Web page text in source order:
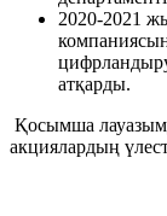
2020-2021
атқарды.
Қосымша
акциялардың